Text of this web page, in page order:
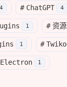
4 # ChatGPT 4
1 # 资源
1 #
Electron 1
生
A.D.1900
俄国全
变